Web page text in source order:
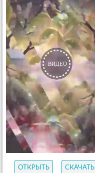
ОТКРЫТЬ СКАЧАТЬ